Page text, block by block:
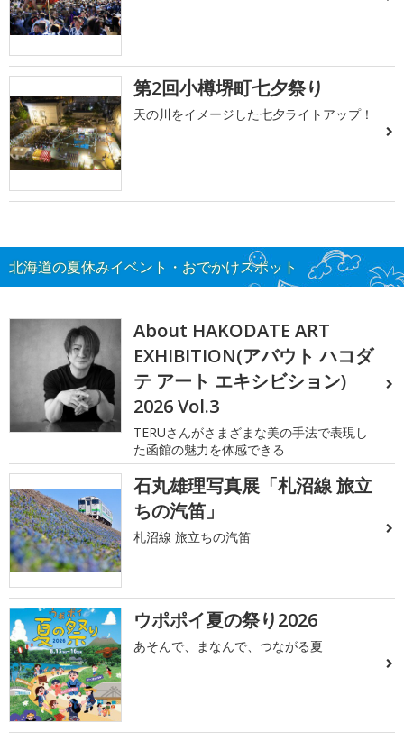
第2回小樽堺町七夕祭り
天の川をイメージした七夕ライトアップ！
北海道の夏休みイベント・おでかけスポット
About HAKODATE ART
EXHIBITION(アバウト ハコダ
テ アート エキシビション)
2026 Vol.3
TERUさんがさまざまな美の手法で表現し
た函館の魅力を体感できる
石丸雄理写真展「札沼線 旅立
ちの汽笛」
札沼線 旅立ちの汽笛
ウポポイ夏の祭り2026
あそんで、まなんで、つながる夏